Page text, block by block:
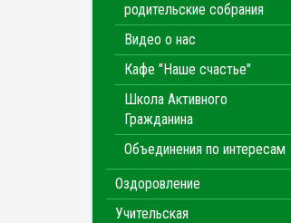
родительские собрания
Видео о нас
Кафе "Наше счастье"
Школа Активного
Гражданина
Объединения по интересам
Оздоровление
Учительская